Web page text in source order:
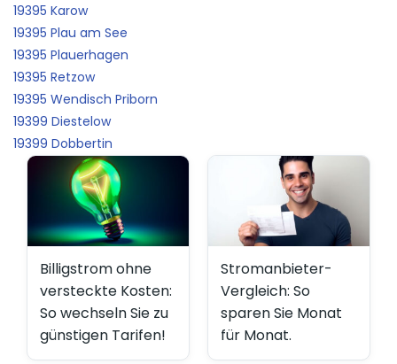
19395 Karow
19395 Plau am See
19395 Plauerhagen
19395 Retzow
19395 Wendisch Priborn
19399 Diestelow
19399 Dobbertin
Billigstrom ohne
versteckte Kosten:
So wechseln Sie zu
günstigen Tarifen!
Stromanbieter-
Vergleich: So
sparen Sie Monat
für Monat.